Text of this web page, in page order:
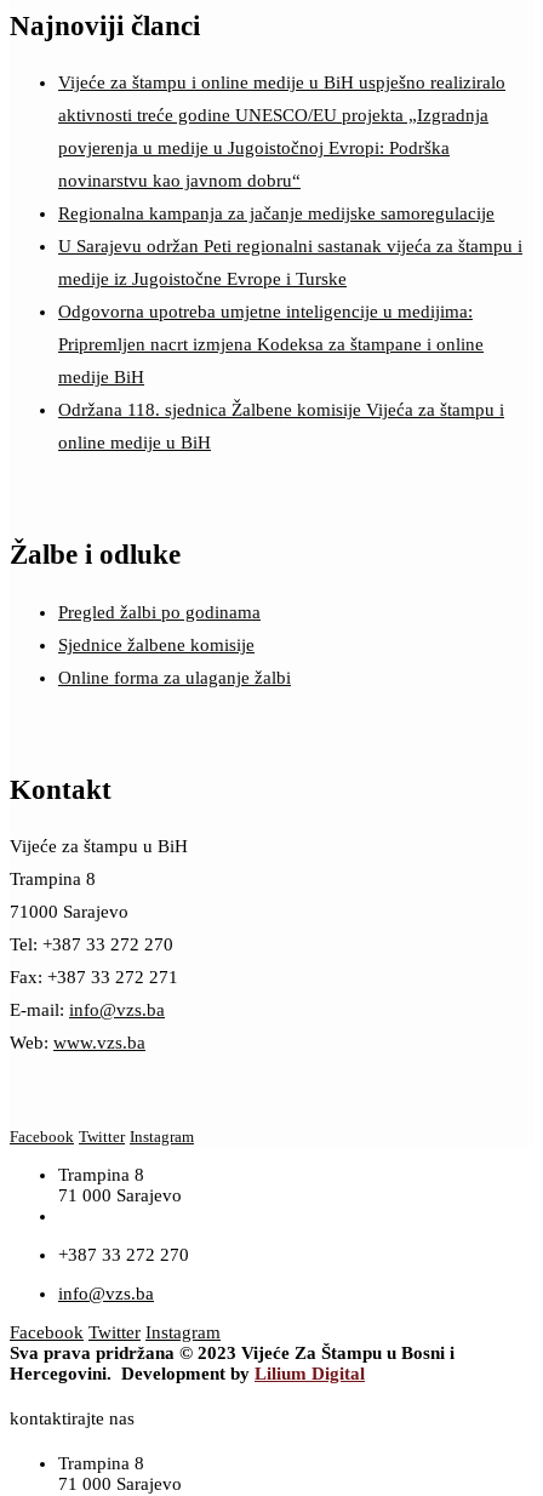
Najnoviji članci
Vijeće za štampu i online medije u BiH uspješno realiziralo
aktivnosti treće godine UNESCO/EU projekta „Izgradnja
povjerenja u medije u Jugoistočnoj Evropi: Podrška
novinarstvu kao javnom dobru“
Regionalna kampanja za jačanje medijske samoregulacije
U Sarajevu održan Peti regionalni sastanak vijeća za štampu i
medije iz Jugoistočne Evrope i Turske
Odgovorna upotreba umjetne inteligencije u medijima:
Pripremljen nacrt izmjena Kodeksa za štampane i online
medije BiH
Održana 118. sjednica Žalbene komisije Vijeća za štampu i
online medije u BiH
Žalbe i odluke
Pregled žalbi po godinama
Sjednice žalbene komisije
Online forma za ulaganje žalbi
Kontakt
Vijeće za štampu u BiH
Trampina 8
71000 Sarajevo
Tel: +387 33 272 270
Fax: +387 33 272 271
E-mail: info@vzs.ba
Web: www.vzs.ba
Facebook Twitter Instagram
Trampina 8
71 000 Sarajevo
+387 33 272 270
info@vzs.ba
Facebook Twitter Instagram
Sva prava pridržana © 2023 Vijeće Za Štampu u Bosni i
Hercegovini. Development by Lilium Digital
kontaktirajte nas
Trampina 8
71 000 Sarajevo